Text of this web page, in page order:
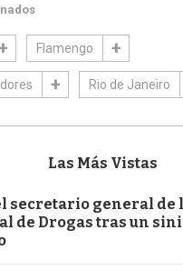
Flamengo
Rio de Janeiro
Las Más Vistas
secretario general de
de Drogas tras un